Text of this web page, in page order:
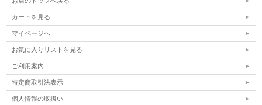
カートを見る
マイページへ
お気に入りリストを見る
ご利用案内
特定商取引法表示
個人情報の取扱い